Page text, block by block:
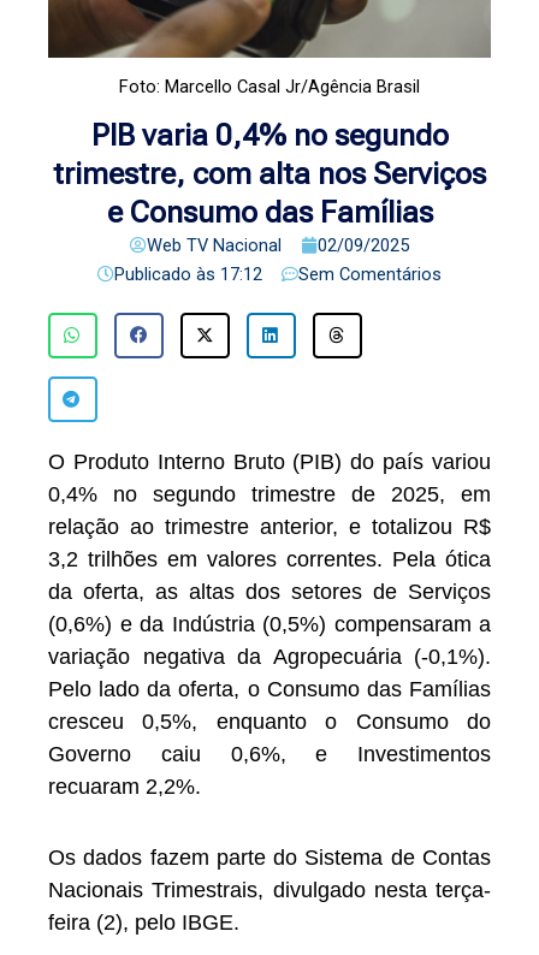
Foto: Marcello Casal Jr/Agência Brasil
PIB varia 0,4% no segundo
trimestre, com alta nos Serviços
e Consumo das Famílias
Web TV Nacional
02/09/2025
Publicado às 17:12 Sem Comentários
O Produto Interno Bruto (PIB) do país variou
0,4% no segundo trimestre de 2025, em
relação ao trimestre anterior, e totalizou R$
3,2 trilhões em valores correntes. Pela ótica
da oferta, as altas dos setores de Serviços
(0,6%) e da Indústria (0,5%) compensaram a
variação negativa da Agropecuária (-0,1%).
Pelo lado da oferta, o Consumo das Famílias
cresceu 0,5%, enquanto o Consumo do
Governo caiu 0,6%, e Investimentos
recuaram 2,2%.
Os dados fazem parte do Sistema de Contas
Nacionais Trimestrais, divulgado nesta terça-
feira (2), pelo IBGE.